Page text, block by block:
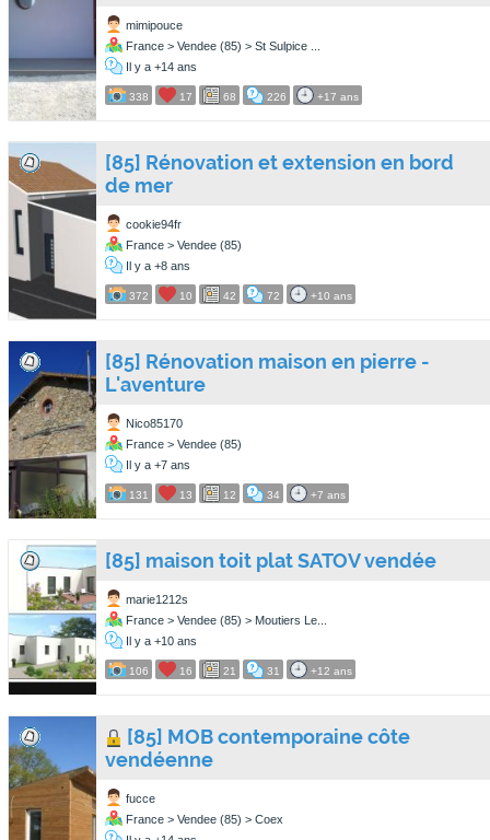
mimipouce
France > Vendee (85) > St Sulpice ...
Il y a +14 ans
338 17 68 226 +17 ans
[85] Rénovation et extension en bord
de mer
cookie94fr
France > Vendee (85)
Il y a +8 ans
372 10 42 72 +10 ans
[85] Rénovation maison en pierre -
L'aventure
Nico85170
France > Vendee (85)
Il y a +7 ans
131 13 12 34 +7 ans
[85] maison toit plat SATOV vendée
marie1212s
France > Vendee (85) > Moutiers Le...
Il y a +10 ans
106 16 21 31 +12 ans
[85] MOB contemporaine côte
vendéenne
fucce
France > Vendee (85) > Coex